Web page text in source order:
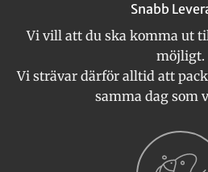
Snabb
Vi vill att du ska komma ut
möjligt.
Vi strävar därför alltid att
samma dag som